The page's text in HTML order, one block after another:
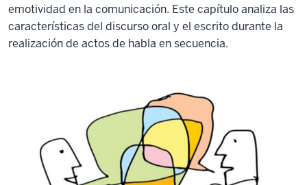
emotividad en la comunicación. Este capítulo analiza las
características del discurso oral y el escrito durante la
realización de actos de habla en secuencia.